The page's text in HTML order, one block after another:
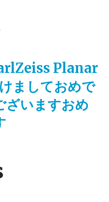
Planar
ましておめで
ざいますおめ